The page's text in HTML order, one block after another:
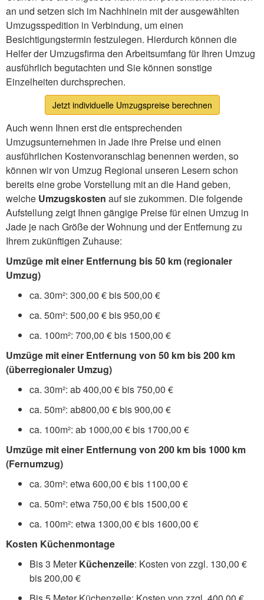
an und setzen sich im Nachhinein mit der ausgewählten
Umzugsspedition in Verbindung, um einen
Besichtigungstermin festzulegen. Hierdurch können die
Helfer der Umzugsfirma den Arbeitsumfang für Ihren Umzug
ausführlich begutachten und Sie können sonstige
Einzelheiten durchsprechen.
Jetzt individuelle Umzugspreise berechnen
Auch wenn Ihnen erst die entsprechenden
Umzugsunternehmen in Jade ihre Preise und einen
ausführlichen Kostenvoranschlag benennen werden, so
können wir von Umzug Regional unseren Lesern schon
bereits eine grobe Vorstellung mit an die Hand geben,
welche Umzugskosten auf sie zukommen. Die folgende
Aufstellung zeigt Ihnen gängige Preise für einen Umzug in
Jade je nach Größe der Wohnung und der Entfernung zu
Ihrem zukünftigen Zuhause:
Umzüge mit einer Entfernung bis 50 km (regionaler
Umzug)
ca. 30m²: 300,00 € bis 500,00 €
ca. 50m²: 500,00 € bis 950,00 €
ca. 100m²: 700,00 € bis 1500,00 €
Umzüge mit einer Entfernung von 50 km bis 200 km
(überregionaler Umzug)
ca. 30m²: ab 400,00 € bis 750,00 €
ca. 50m²: ab800,00 € bis 900,00 €
ca. 100m²: ab 1000,00 € bis 1700,00 €
Umzüge mit einer Entfernung von 200 km bis 1000 km
(Fernumzug)
ca. 30m²: etwa 600,00 € bis 1100,00 €
ca. 50m²: etwa 750,00 € bis 1500,00 €
ca. 100m²: etwa 1300,00 € bis 1600,00 €
Kosten Küchenmontage
Bis 3 MeterKüchenzeile: Kosten von zzgl. 130,00 €
bis 200,00 €